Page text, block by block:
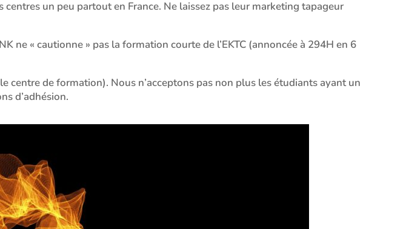
un peu partout en France. Ne laissez pas leur marketing tapageur
ne « cautionne » pas la formation courte de l’EKTC (annoncée à 294H en 6
centre de formation). Nous n’acceptons pas non plus les étudiants ayant un
d’adhésion.